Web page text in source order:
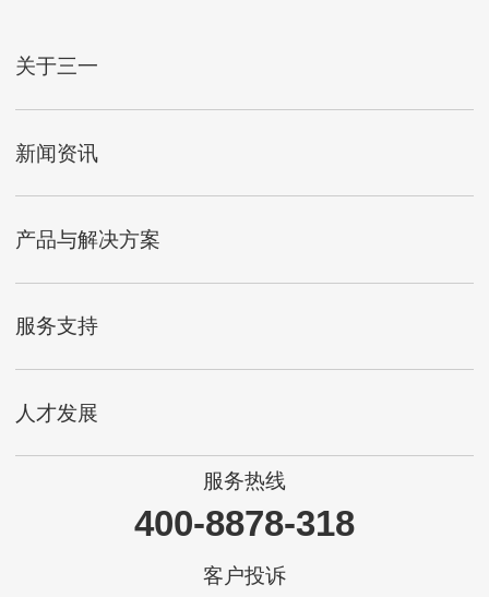
关于三一
新闻资讯
产品与解决方案
服务支持
人才发展
服务热线
400-8878-318
客户投诉